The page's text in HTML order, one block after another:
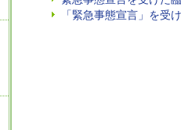
「緊急事態宣言」を受